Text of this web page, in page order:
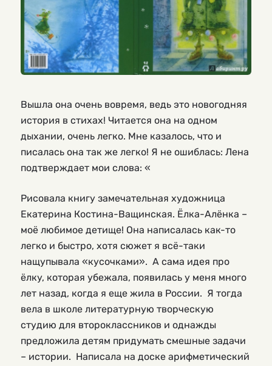
Вышла она очень вовремя, ведь это новогодняя
история в стихах! Читается она на одном
дыхании, очень легко. Мне казалось, что и
писалась она так же легко! Я не ошиблась: Лена
подтверждает мои слова: «
Рисовала книгу замечательная художница
Екатерина Костина-Ващинская. Ёлка-Алёнка –
моё любимое детище! Она написалась как-то
легко и быстро, хотя сюжет я всё-таки
нащупывала «кусочками». А сама идея про
ёлку, которая убежала, появилась у меня много
лет назад, когда я еще жила в России. Я тогда
вела в школе литературную творческую
студию для второклассников и однажды
предложила детям придумать смешные задачи
– истории. Написала на доске арифметический